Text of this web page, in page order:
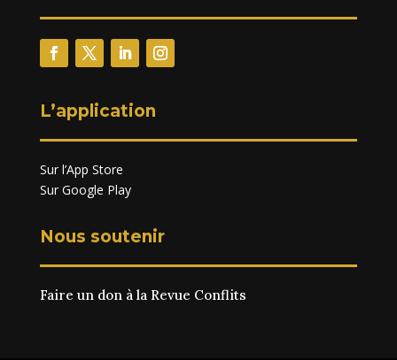
L’application
Sur l’App Store
Sur Google Play
Nous soutenir
Faire un don à la Revue Conflits